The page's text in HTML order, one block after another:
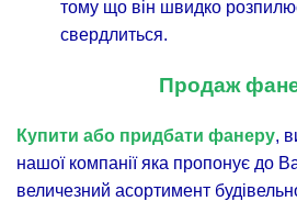
тому що він швидко
свердлиться.
Продаж
Купити або придбати фанеру,
нашої компанії яка пропонує до
величезний асортимент